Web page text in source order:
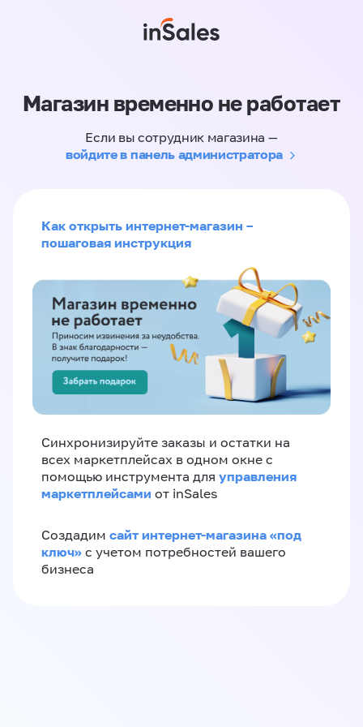
Магазин временно не работает
Если вы сотрудник магазина —
войдите в панель администратора
Как открыть интернет-магазин –
пошаговая инструкция
Синхронизируйте заказы и остатки на
всех маркетплейсах в одном окне с
помощью инструмента для управления
маркетплейсами от inSales
Создадим сайт интернет-магазина «под
ключ» с учетом потребностей вашего
бизнеса